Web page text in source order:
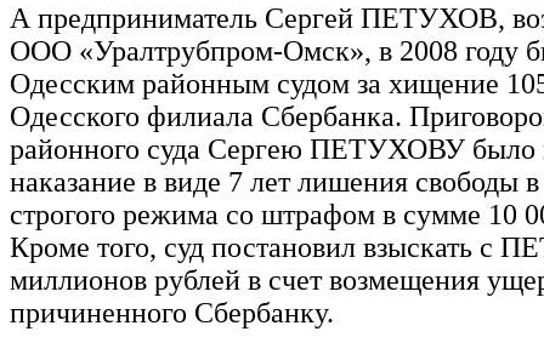
А предприниматель Сергей ПЕТУХОВ,
ООО «Уралтрубпром-Омск», в 2008 году
Одесским районным судом за хищение
Одесского филиала Сбербанка.
районного суда Сергею ПЕТУХОВУ было
наказание в виде 7 лет лишения свободы
строгого режима со штрафом в сумме 10
Кроме того, суд постановил взыскать с
миллионов рублей в счет возмещения
причиненного Сбербанку.